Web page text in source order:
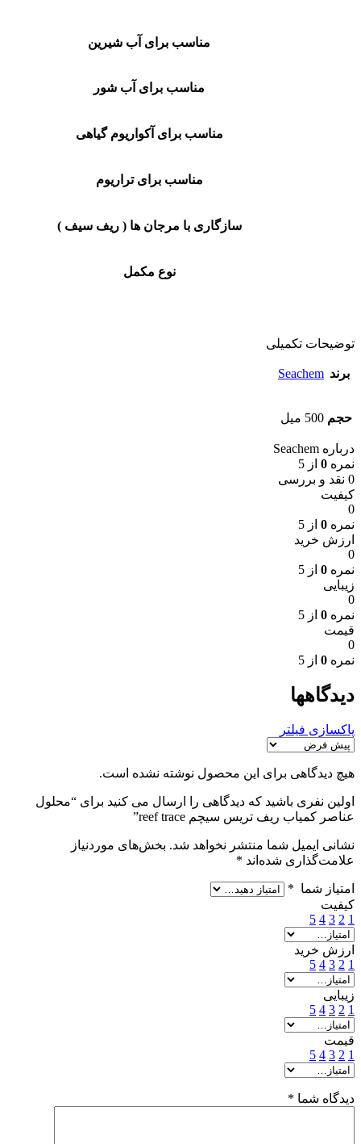
مناسب برای آب شیرین
مناسب برای آب شور
مناسب برای آکواریوم گیاهی
مناسب برای تراریوم
سازگاری با مرجان ها ( ریف سیف )
نوع مکمل
توضیحات تکمیلی
برند Seachem
حجم 500 میل
درباره Seachem
نمره 0 از 5
0 نقد و بررسی
کیفیت
0
نمره 0 از 5
ارزش خرید
0
نمره 0 از 5
زیبایی
0
نمره 0 از 5
قیمت
0
نمره 0 از 5
دیدگاهها
پاکسازی فیلتر
هیچ دیدگاهی برای این محصول نوشته نشده است.
اولین نفری باشید که دیدگاهی را ارسال می کنید برای “محلول
عناصر کمیاب ریف تریس سیچم reef trace”
نشانی ایمیل شما منتشر نخواهد شد. بخش‌های موردنیاز
علامت‌گذاری شده‌اند *
امتیاز شما *
کیفیت
1
2
3
4
5
ارزش خرید
1
2
3
4
5
زیبایی
1
2
3
4
5
قیمت
1
2
3
4
5
دیدگاه شما *